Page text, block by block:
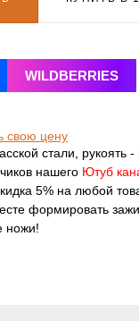
WILDBERRIES
свою цену
стали, рукоять
нашего Ютуб
5% на любой
формировать
ножи!